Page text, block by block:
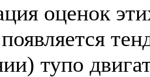
оценок
тупо